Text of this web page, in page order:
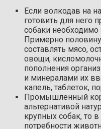
Если волкодав на
готовить для него
собаки необходимо
Примерно
составлять мясо,
овощи,
пополнения
и минералами их
капель, таблеток,
Промышленный
альтернативой
крупных собак, то
потребности